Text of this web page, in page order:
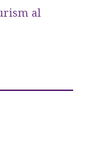
al